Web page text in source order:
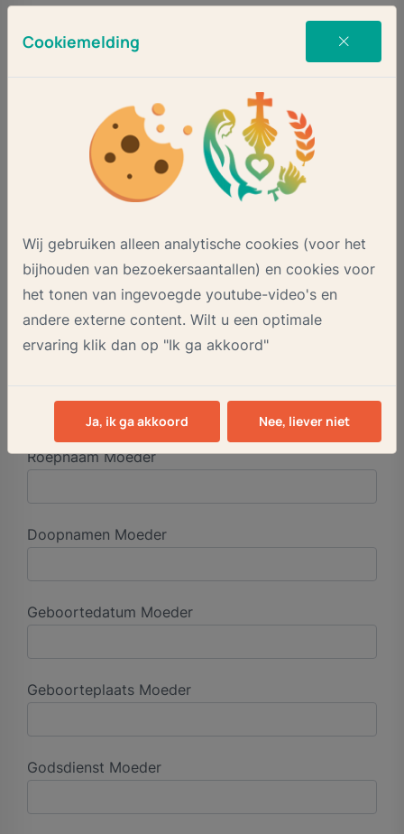
Cookiemelding
Wij gebruiken alleen analytische cookies (voor het
bijhouden van bezoekersaantallen) en cookies voor
het tonen van ingevoegde youtube-video's en
andere externe content. Wilt u een optimale
ervaring klik dan op "Ik ga akkoord"
Ja, ik ga akkoord Nee, liever niet
Godsdienst Vader
Burgerlijke Staat Vader
Gegevens moeder
Roepnaam Moeder
Doopnamen Moeder
Geboortedatum Moeder
Geboorteplaats Moeder
Godsdienst Moeder